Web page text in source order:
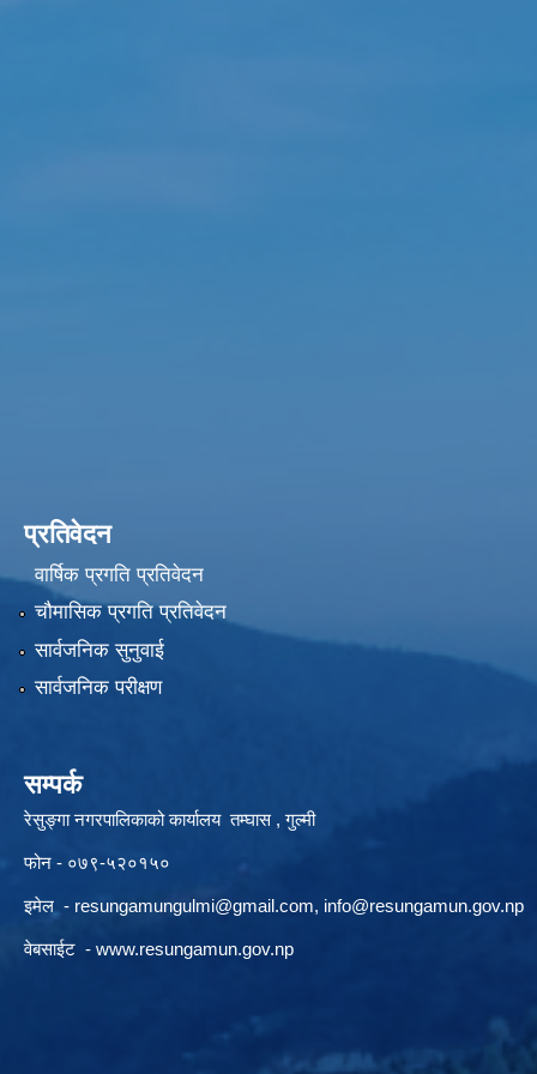
प्रतिवेदन
वार्षिक प्रगति प्रतिवेदन
चौमासिक प्रगति प्रतिवेदन
सार्वजनिक सुनुवाई
सार्वजनिक परीक्षण
सम्पर्क
रेसुङ्गा नगरपालिकाको कार्यालय तम्घास , गुल्मी
फोन - ०७९-५२०१५०
इमेल - resungamungulmi@gmail.com, info@resungamun.gov.np
वेबसाईट - www.resungamun.gov.np